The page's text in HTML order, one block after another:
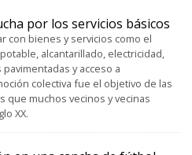
por los servicios básicos
con bienes y servicios como el
alcantarillado, electricidad,
pavimentadas y acceso a
colectiva fue el objetivo de las
que muchos vecinos y vecinas
XX.